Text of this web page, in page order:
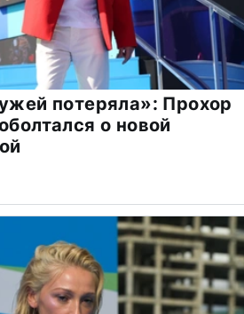
потеряла»: Прохор
о новой